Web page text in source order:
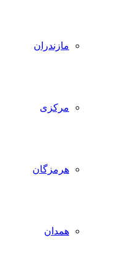
مازندران
مرکزی
هرمزگان
همدان